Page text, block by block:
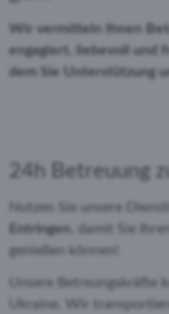
Wir vermitteln Ihnen
engagiert, liebevoll und
dem Sie Unterstützung
24h Betreuung
Nutzen Sie unsere
Entringen , damit Sie
genießen können!
Unsere Betreungskräfte
Ukraine. Wir